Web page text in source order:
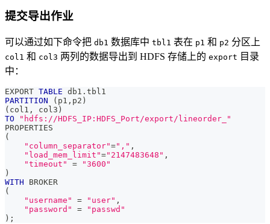
提交导出作业
可以通过如下命令把 db1 数据库中 tbl1 表在 p1 和 p2 分区上
col1 和 col3 两列的数据导出到 HDFS 存储上的 export 目录
中：
EXPORT TABLE db1 . tbl1
PARTITION
( p1 , p2 )
( col1 , col3 )
TO
"hdfs://HDFS_IP:HDFS_Port/export/lineorder_"
PROPERTIES
(
"column_separator"="," ,
"load_mem_limit"="2147483648" ,
"timeout"
=
"3600"
)
WITH BROKER
(
"username"
= "user" ,
"password"
=
"passwd"
) ;